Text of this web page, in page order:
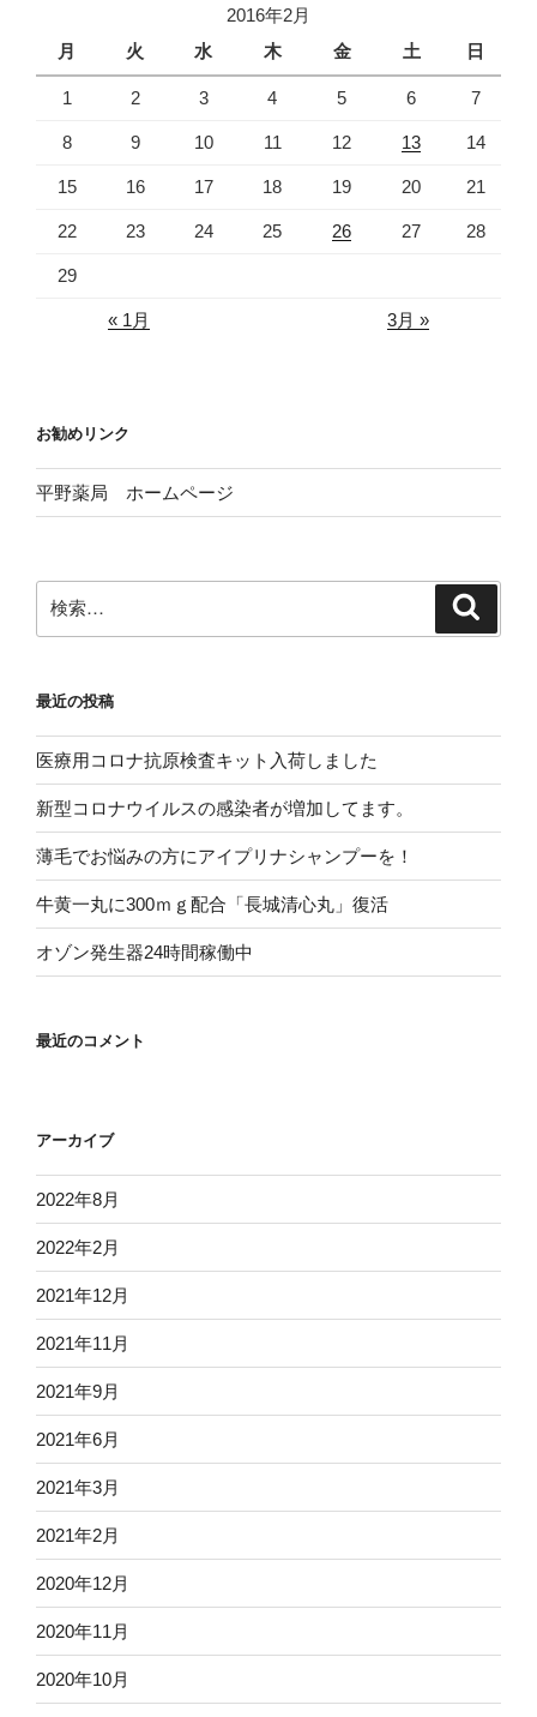
2016年2月
月
火 水 木 金 土 日
1 2 3 4 5 6 7
8 9 10 11 12 13 14
15 16 17 18 19 20 21
22 23 24 25 26 27 28
29
« 1月 3月 »
お勧めリンク
平野薬局 ホームページ
索:
最近の投稿
医療用コロナ抗原検査キット入荷しました
新型コロナウイルスの感染者が増加してます。
薄毛でお悩みの方にアイプリナシャンプーを！
牛黄一丸に300ｍｇ配合「長城清心丸」復活
オゾン発生器24時間稼働中
最近のコメント
アーカイブ
2022年8月
2022年2月
2021年12月
2021年11月
2021年9月
2021年6月
2021年3月
2021年2月
2020年12月
2020年11月
2020年10月